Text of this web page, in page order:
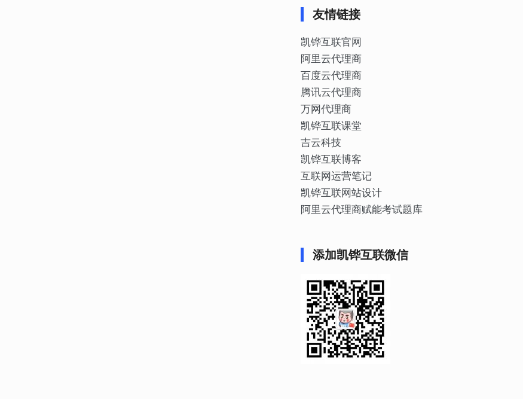
友情链接
凯铧互联官网
阿里云代理商
百度云代理商
腾讯云代理商
万网代理商
凯铧互联课堂
吉云科技
凯铧互联博客
互联网运营笔记
凯铧互联网站设计
阿里云代理商赋能考试题库
添加凯铧互联微信